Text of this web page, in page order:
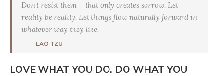
Don’t resist them – that only creates sorrow. Let
reality be reality. Let things flow naturally forward in
whatever way they like.
LAO TZU
LOVE WHAT YOU DO. DO WHAT YOU